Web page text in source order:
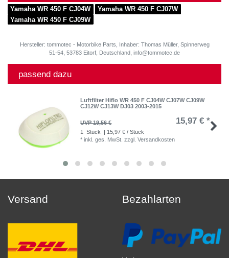
Yamaha WR 450 F CJ04W
Yamaha WR 450 F CJ07W
Yamaha WR 450 F CJ09W
Hersteller: tommotec - Motorbike Parts, Inhaber: Thomas Müller, Spinnerweg
51-54, 53783 Eitorf, Deutschland, info@tommotec.de
passend dazu
Luftfilter Hiflo WR 450 F CJ04W CJ07W CJ09W
CJ12W CJ13W DJ03 2003-2015
UVP 19,56 € 15,97 € *
1 Stück
| 15,97 € / Stück
*inkl. ges. MwSt. zzgl.Versandkosten
Versand Bezahlarten